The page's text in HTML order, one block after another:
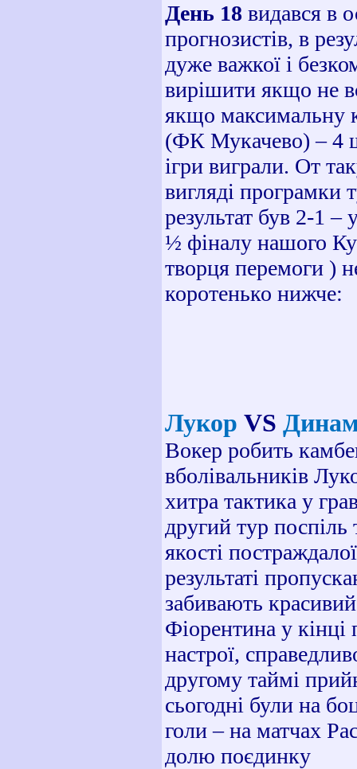
День 18 видався в
прогнозистів, в
дуже важкої і
вирішити якщо не
якщо максимальну
(ФК Мукачево) – 4
ігри виграли. От
вигляді програмки
результат був 2-1
½ фіналу нашого
творця перемоги )
коротенько нижче:
Лукор VS
Вокер робить
вболівальників
хитра тактика у
другий тур
якості
результаті
забивають
Фіорентина у
настрої,
другому таймі
сьогодні були на
голи – на матчах
долю поєдинку